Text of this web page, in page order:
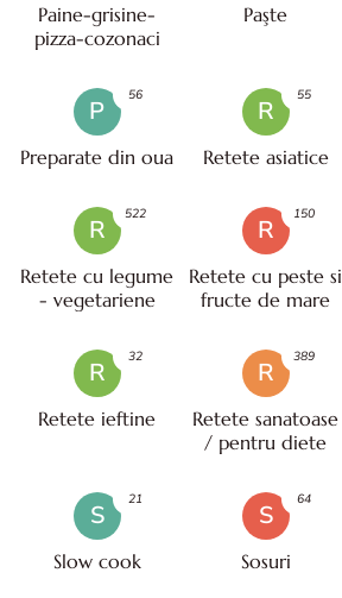
Paine-grisine-
pizza-cozonaci
Paşte
P
Preparate din oua
56
R
Retete asiatice
55
R
Retete cu legume
- vegetariene
522
R
Retete cu peste si
fructe de mare
150
R
Retete ieftine
32
R
Retete sanatoase
/ pentru diete
389
S
Slow cook
21
S
Sosuri
64